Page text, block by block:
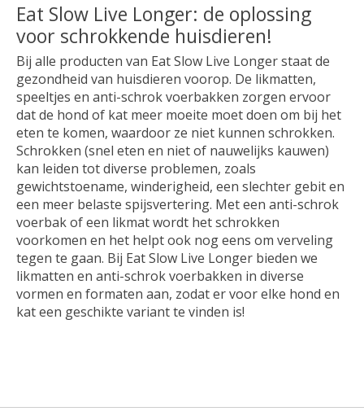
Eat Slow Live Longer: de oplossing
voor schrokkende huisdieren!
Bij alle producten van Eat Slow Live Longer staat de
gezondheid van huisdieren voorop. De likmatten,
speeltjes en anti-schrok voerbakken zorgen ervoor
dat de hond of kat meer moeite moet doen om bij het
eten te komen, waardoor ze niet kunnen schrokken.
Schrokken (snel eten en niet of nauwelijks kauwen)
kan leiden tot diverse problemen, zoals
gewichtstoename, winderigheid, een slechter gebit en
een meer belaste spijsvertering. Met een anti-schrok
voerbak of een likmat wordt het schrokken
voorkomen en het helpt ook nog eens om verveling
tegen te gaan. Bij Eat Slow Live Longer bieden we
likmatten en anti-schrok voerbakken in diverse
vormen en formaten aan, zodat er voor elke hond en
kat een geschikte variant te vinden is!